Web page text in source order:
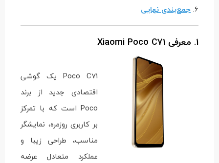
6. جمع‌بندی نهایی
1. معرفی Xiaomi Poco C71
Poco C71 یک گوشی
اقتصادی جدید از برند
Poco است که با تمرکز
بر کاربری روزمره، نمایشگر
مناسب، طراحی زیبا و
عملکرد متعادل عرضه